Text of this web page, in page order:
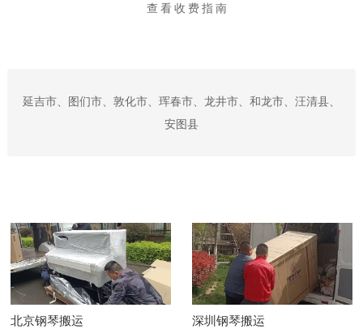
查看收费指南
延吉市、图们市、敦化市、珲春市、龙井市、和龙市、汪清县、
安图县
北京钢琴搬运 深圳钢琴搬运